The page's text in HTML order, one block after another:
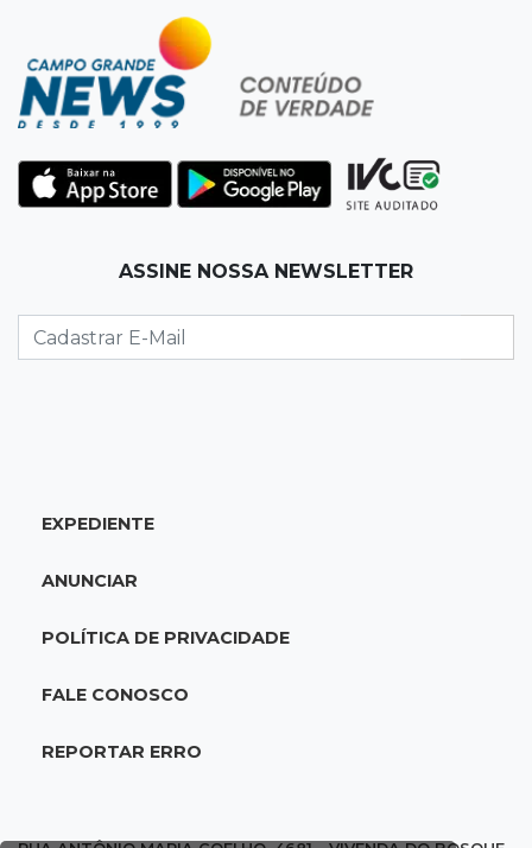
Jardim Itatiaia
Vigia é amarrado durante roubo de carro e
dois caminhões em pátio
Corinthians vence Bragantino por 2 a 0 e sobe
para 7º no Brasileirão
Na Vila Belmiro
lugar no Brasileirão
18:33Em 2022
adolescente atropelada no Amazonas
Palmeiras e Inter ficam no 0 a 0 pela 22ª
1% da população de pets na Capital
ASSINE NOSSA NEWSLETTER
EXPEDIENTE
ANUNCIAR
POLÍTICA DE PRIVACIDADE
FALE CONOSCO
REPORTAR ERRO